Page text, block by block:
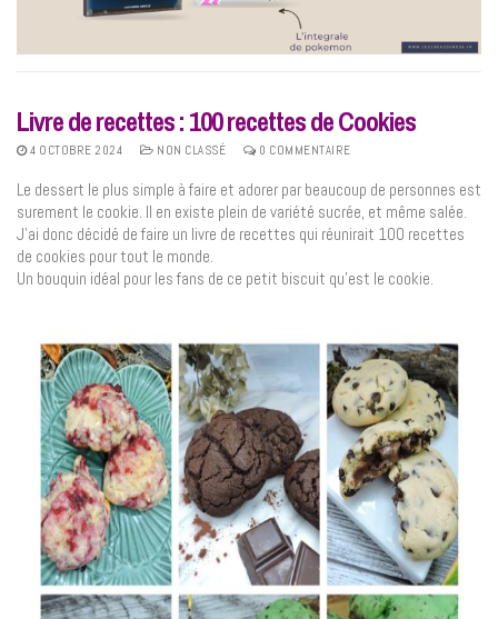
Livre de recettes : 100 recettes de Cookies
4 OCTOBRE 2024 NON CLASSÉ 0 COMMENTAIRE
Le dessert le plus simple à faire et adorer par beaucoup de personnes est
surement le cookie. Il en existe plein de variété sucrée, et même salée.
J’ai donc décidé de faire un livre de recettes qui réunirait 100 recettes
de cookies pour tout le monde.
Un bouquin idéal pour les fans de ce petit biscuit qu’est le cookie.